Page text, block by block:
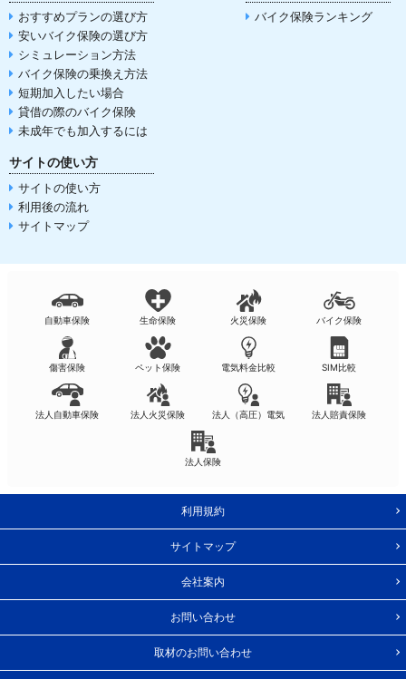
おすすめプランの選び方
安いバイク保険の選び方
シミュレーション方法
バイク保険の乗換え方法
短期加入したい場合
貸借の際のバイク保険
未成年でも加入するには
バイク保険ランキング
サイトの使い方
サイトの使い方
利用後の流れ
サイトマップ
自動車保険 生命保険 火災保険 バイク保険
傷害保険 ペット保険 電気料金比較 SIM比較
法人自動車保険 法人火災保険 法人（高圧）電気 法人賠責保険
法人保険
利用規約
サイトマップ
会社案内
お問い合わせ
取材のお問い合わせ